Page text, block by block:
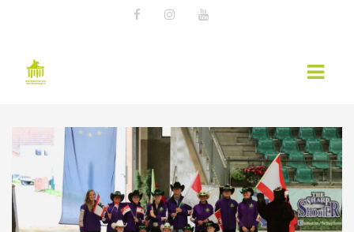
AKTUELLES
EWU NEWS
TERMINE